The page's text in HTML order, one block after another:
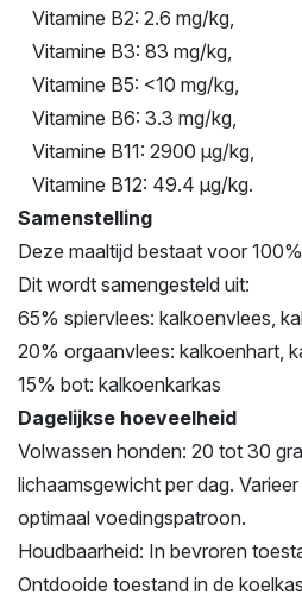
Vitamine B2: 2.6 mg/kg,
Vitamine B3: 83 mg/kg,
Vitamine B5: <10 mg/kg,
Vitamine B6: 3.3 mg/kg,
Vitamine B11: 2900 µg/kg,
Vitamine B12: 49.4 µg/kg.
Samenstelling
Deze maaltijd bestaat voor
Dit wordt samengesteld uit:
65% spiervlees: kalkoenvlees,
20% orgaanvlees: kalkoenhart,
15% bot: kalkoenkarkas
Dagelijkse hoeveelheid
Volwassen honden: 20 tot 30
lichaamsgewicht per dag.
optimaal voedingspatroon.
Houdbaarheid: In bevroren
Ontdooide toestand in de